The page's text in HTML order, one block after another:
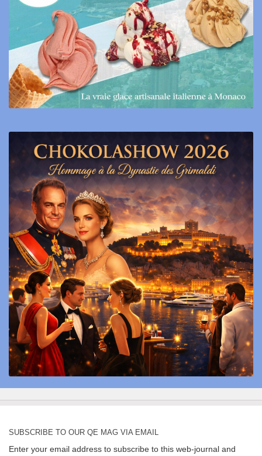
SUBSCRIBE TO OUR QE MAG VIA EMAIL
Enter your email address to subscribe to this web-journal and